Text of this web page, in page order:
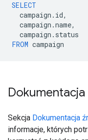
SELECT
campaign . id,
campaign .name,
campaign . status
FROM campaign
Sekcja Dokumentacja
informacje, których